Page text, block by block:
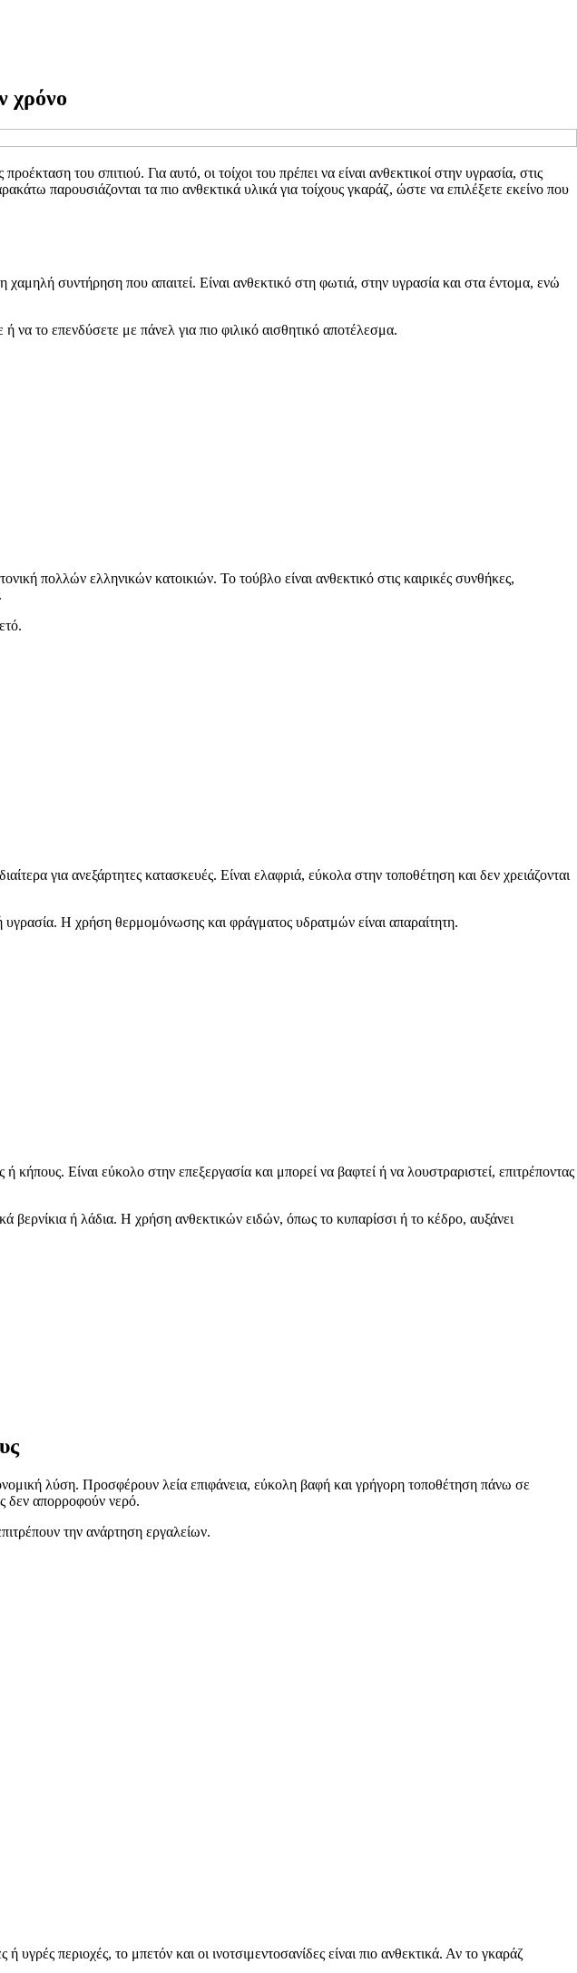
χρόνο
του σπιτιού. Για αυτό, οι τοίχοι του πρέπει να είναι ανθεκτικοί στην υγρασία, στις
παρουσιάζονται τα πιο ανθεκτικά υλικά για τοίχους γκαράζ, ώστε να επιλέξετε εκείνο που
συντήρηση που απαιτεί. Είναι ανθεκτικό στη φωτιά, στην υγρασία και στα έντομα, ενώ
να το επενδύσετε με πάνελ για πιο φιλικό αισθητικό αποτέλεσμα.
πολλών ελληνικών κατοικιών. Το τούβλο είναι ανθεκτικό στις καιρικές συνθήκες,
για ανεξάρτητες κατασκευές. Είναι ελαφριά, εύκολα στην τοποθέτηση και δεν χρειάζονται
Η χρήση θερμομόνωσης και φράγματος υδρατμών είναι απαραίτητη.
κήπους. Είναι εύκολο στην επεξεργασία και μπορεί να βαφτεί ή να λουστραριστεί, επιτρέποντας
βερνίκια ή λάδια. Η χρήση ανθεκτικών ειδών, όπως το κυπαρίσσι ή το κέδρο, αυξάνει
λύση. Προσφέρουν λεία επιφάνεια, εύκολη βαφή και γρήγορη τοποθέτηση πάνω σε
δεν απορροφούν νερό.
την ανάρτηση εργαλείων.
περιοχές, το μπετόν και οι ινοτσιμεντοσανίδες είναι πιο ανθεκτικά. Αν το γκαράζ